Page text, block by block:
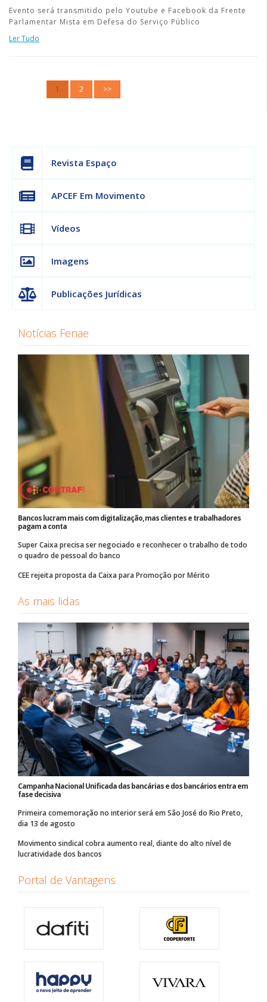
Evento será transmitido pelo Youtube e Facebook da Frente
Parlamentar Mista em Defesa do Serviço Público
Ler Tudo
1 2 >>
Revista Espaço
APCEF Em Movimento
Vídeos
Imagens
Publicações Jurídicas
Notícias Fenae
Bancos lucram mais com digitalização, mas clientes e trabalhadores
pagam a conta
Super Caixa precisa ser negociado e reconhecer o trabalho de todo
o quadro de pessoal do banco
CEE rejeita proposta da Caixa para Promoção por Mérito
As mais lidas
Campanha Nacional Unificada das bancárias e dos bancários entra em
fase decisiva
Primeira comemoração no interior será em São José do Rio Preto,
dia 13 de agosto
Movimento sindical cobra aumento real, diante do alto nível de
lucratividade dos bancos
Portal de Vantagens